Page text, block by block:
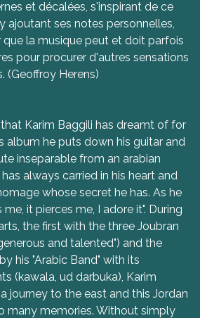
et décalées, s'inspirant de ce
ajoutant ses notes personnelles,
que la musique peut et doit parfois
pour procurer d'autres sensations
(Geoffroy Herens)
Karim Baggili has dreamt of for
album he puts down his guitar and
inseparable from an arabian
always carried in his heart and
whose secret he has. As he
it pierces me, I adore it". During
the first with the three Joubran
and talented") and the
his "Arabic Band" with its
(kawala, ud darbuka), Karim
journey to the east and this Jordan
many memories. Without simply